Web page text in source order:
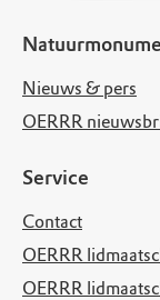
Nieuws & pers
OERRR
Service
Contact
OERRR
OERRR